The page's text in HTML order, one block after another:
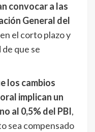
convocar a las
General del
el corto plazo y
que se
los cambios
implican un
al 0,5% del PBI,
sea compensado